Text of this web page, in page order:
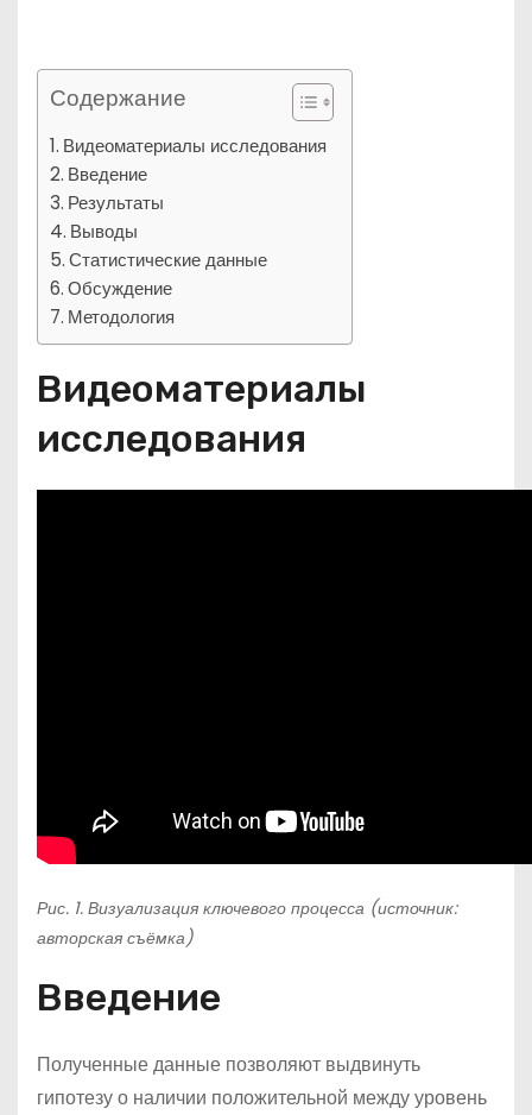
Содержание
Видеоматериалы исследования
Введение
Результаты
Выводы
Статистические данные
Обсуждение
Методология
Видеоматериалы
исследования
Рис. 1. Визуализация ключевого процесса (источник:
авторская съёмка)
Введение
Полученные данные позволяют выдвинуть
гипотезу о наличии положительной между уровень